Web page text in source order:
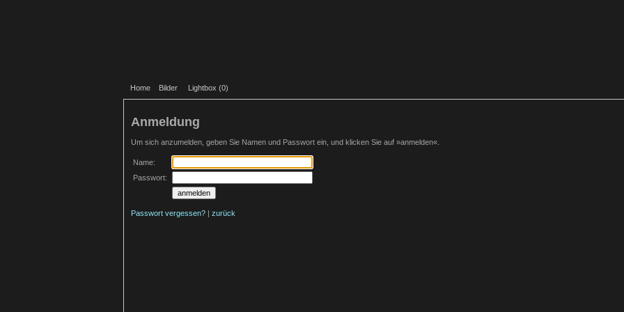
Home Bilder Lightbox (0)
Anmeldung
Um sich anzumelden, geben Sie Namen und Passwort ein, und klicken Sie auf »anmelden«.
Name:
Passwort:
Passwort vergessen? | zurück